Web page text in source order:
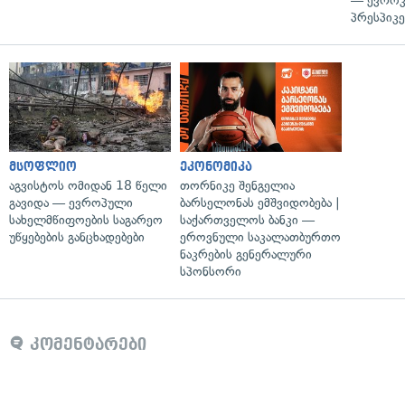
მსოფლიო
აგვისტოს ომიდან 18 წელი
გავიდა — ევროპული
სახელმწიფოების საგარეო
უწყებების განცხადებები
ეკონომიკა
თორნიკე შენგელია
ბარსელონას ემშვიდობება |
საქართველოს ბანკი —
ეროვნული საკალათბურთო
ნაკრების გენერალური
სპონსორი
კომენტარები